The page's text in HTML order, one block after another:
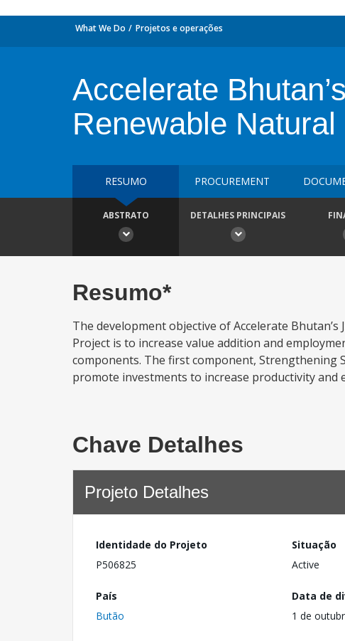
What We Do Projetos e operações
Accelerate
Renewable
RESUMO PROCUREMENT
ABSTRATO DETALHES PRINCIPAIS
Resumo*
The development objective of Accelerate
Project is to increase value addition and
components. The first component, Strengthening
promote investments to increase productivity and
Chave Detalhes
Projeto Detalhes
Identidade do Projeto
P506825
Situação
Active
País
Butão
Data de
1 de